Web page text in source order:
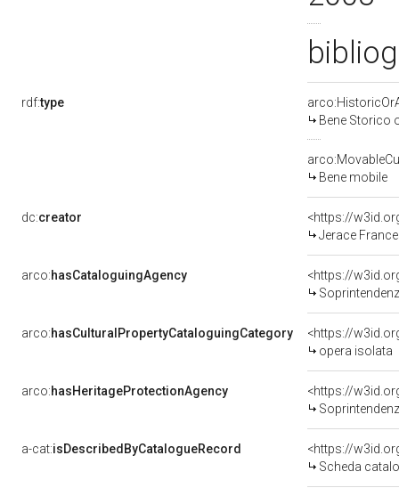
rdf:type
Bene Storico
Bene mobile
dc:creator
<https://
Jerace
arco:hasCataloguingAgency
<https://
arco:hasCulturalPropertyCataloguingCategory
<https://
opera isolata
arco:hasHeritageProtectionAgency
<https://
a-cat:isDescribedByCatalogueRecord
<https://
Scheda